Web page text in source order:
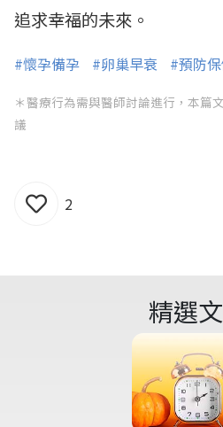
追求幸福的未來。
#懷孕備孕 #卵巢早衰 #預防
＊醫療行為需與醫師討論進行，本篇
議
2
精選